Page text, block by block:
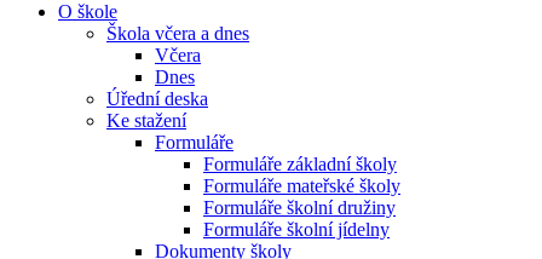
O škole
Škola včera a dnes
Včera
Dnes
Úřední deska
Ke stažení
Formuláře
Formuláře základní školy
Formuláře mateřské školy
Formuláře školní družiny
Formuláře školní jídelny
Dokumenty školy